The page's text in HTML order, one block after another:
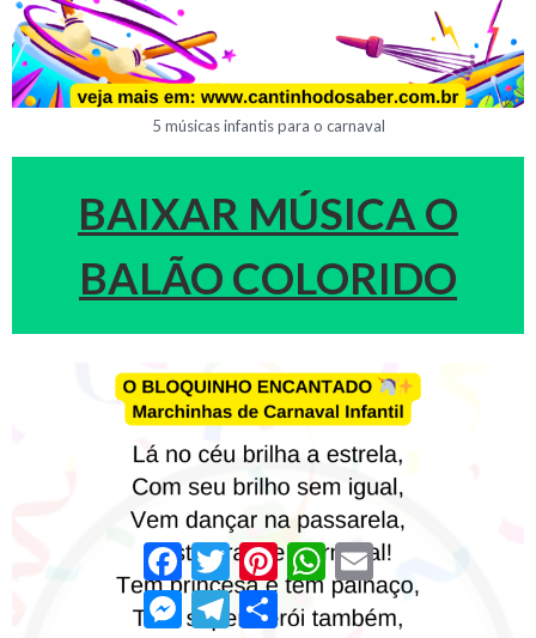
5 músicas infantis para o carnaval
BAIXAR MÚSICA O
BALÃO COLORIDO
Facebook
TwitterPinterestWhatsApp
Email
MessengerTelegramCompartilhar